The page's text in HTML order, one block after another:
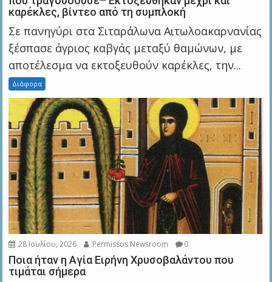
καρέκλες, βίντεο από τη συμπλοκή
Σε πανηγύρι στα Σιταράλωνα Αιτωλοακαρνανίας
ξέσπασε άγριος καβγάς μεταξύ θαμώνων, με
αποτέλεσμα να εκτοξευθούν καρέκλες, την...
Διάφορα
28 Ιουλίου, 2026 Permissos Newsroom 0
Ποια ήταν η Αγία Ειρήνη Χρυσοβαλάντου που
τιμάται σήμερα